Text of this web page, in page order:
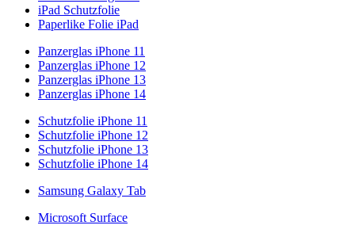
iPad Schutzfolie
Paperlike Folie iPad
Panzerglas iPhone 11
Panzerglas iPhone 12
Panzerglas iPhone 13
Panzerglas iPhone 14
Schutzfolie iPhone 11
Schutzfolie iPhone 12
Schutzfolie iPhone 13
Schutzfolie iPhone 14
Samsung Galaxy Tab
Microsoft Surface